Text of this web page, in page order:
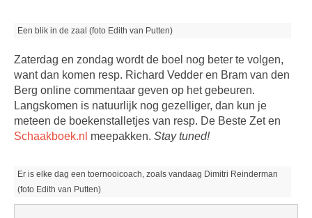
Een blik in de zaal (foto Edith van Putten)
Zaterdag en zondag wordt de boel nog beter te volgen,
want dan komen resp. Richard Vedder en Bram van den
Berg online commentaar geven op het gebeuren.
Langskomen is natuurlijk nog gezelliger, dan kun je
meteen de boekenstalletjes van resp. De Beste Zet en
Schaakboek.nl meepakken. Stay tuned!
Er is elke dag een toernooicoach, zoals vandaag Dimitri Reinderman
(foto Edith van Putten)